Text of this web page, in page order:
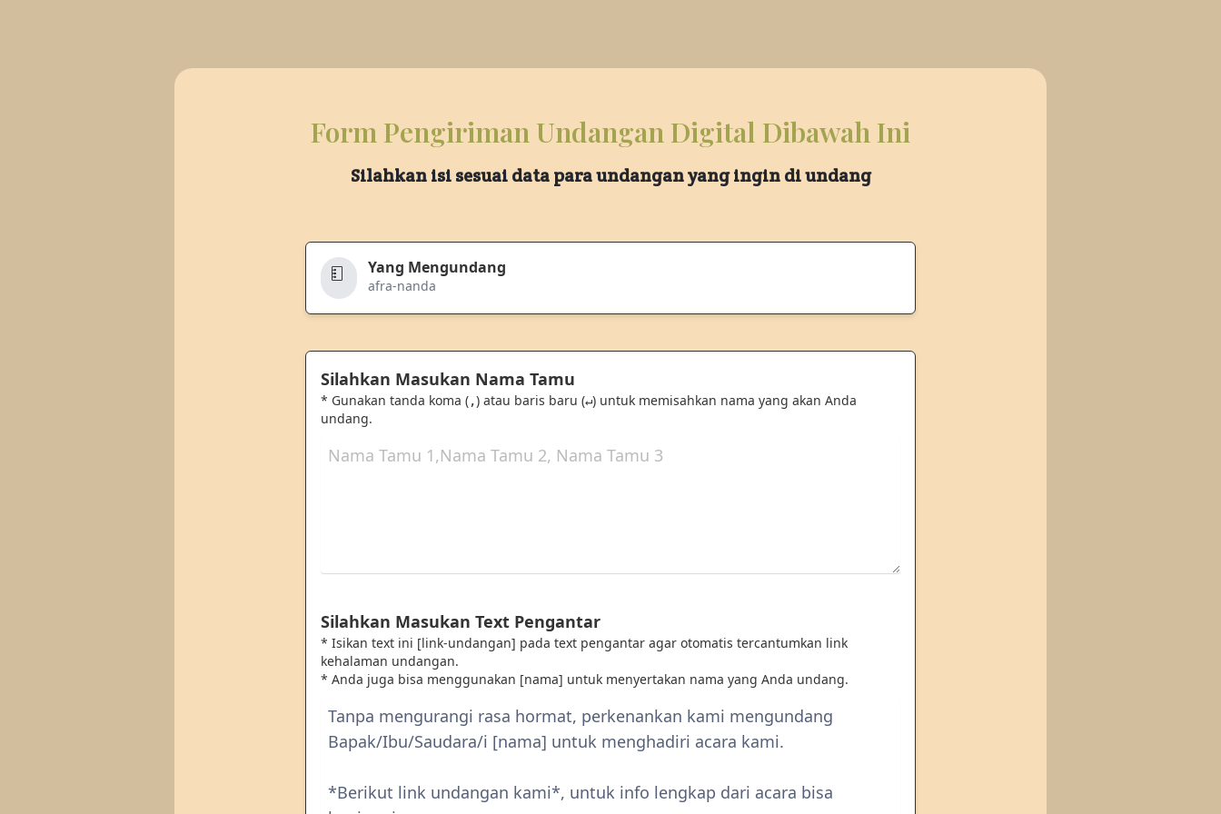
Form Pengiriman Undangan Digital Dibawah Ini
Silahkan isi sesuai data para undangan yang ingin di undang
Yang Mengundang
afra-nanda
Silahkan Masukan Nama Tamu
* Gunakan tanda koma (,) atau baris baru (↵) untuk memisahkan nama yang akan Anda
undang.
Silahkan Masukan Text Pengantar
* Isikan text ini [link-undangan] pada text pengantar agar otomatis tercantumkan link
kehalaman undangan.
* Anda juga bisa menggunakan [nama] untuk menyertakan nama yang Anda undang.